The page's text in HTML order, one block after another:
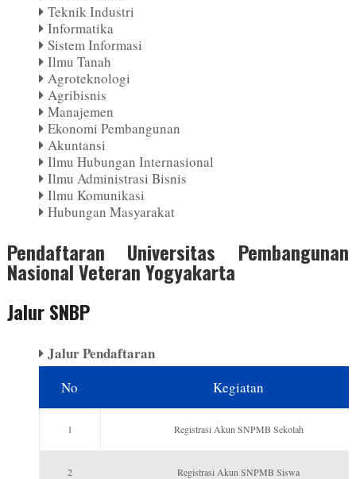
Teknik Industri
Informatika
Sistem Informasi
Ilmu Tanah
Agroteknologi
Agribisnis
Manajemen
Ekonomi Pembangunan
Akuntansi
Ilmu Hubungan Internasional
Ilmu Administrasi Bisnis
Ilmu Komunikasi
Hubungan Masyarakat
Pendaftaran Universitas Pembangunan
Nasional Veteran Yogyakarta
Jalur SNBP
Jalur Pendaftaran
No Kegiatan
1 Registrasi Akun SNPMB Sekolah
2 Registrasi Akun SNPMB Siswa